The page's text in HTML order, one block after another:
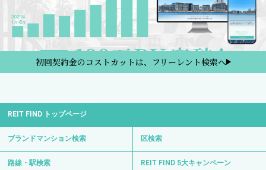
初回契約金のコストカットは、フリーレント検索へ
REIT FIND トップページ
ブランドマンション検索 区検索
路線・駅検索 REIT FIND 5大キャンペーン